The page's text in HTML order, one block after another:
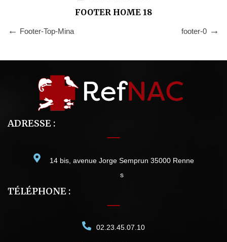
FOOTER HOME 18
Footer-Top-Mina footer-0
ADRESSE :
14 bis, avenue Jorge Semprun 35000 Renne
s
TÉLÉPHONE :
02.23.45.07.10